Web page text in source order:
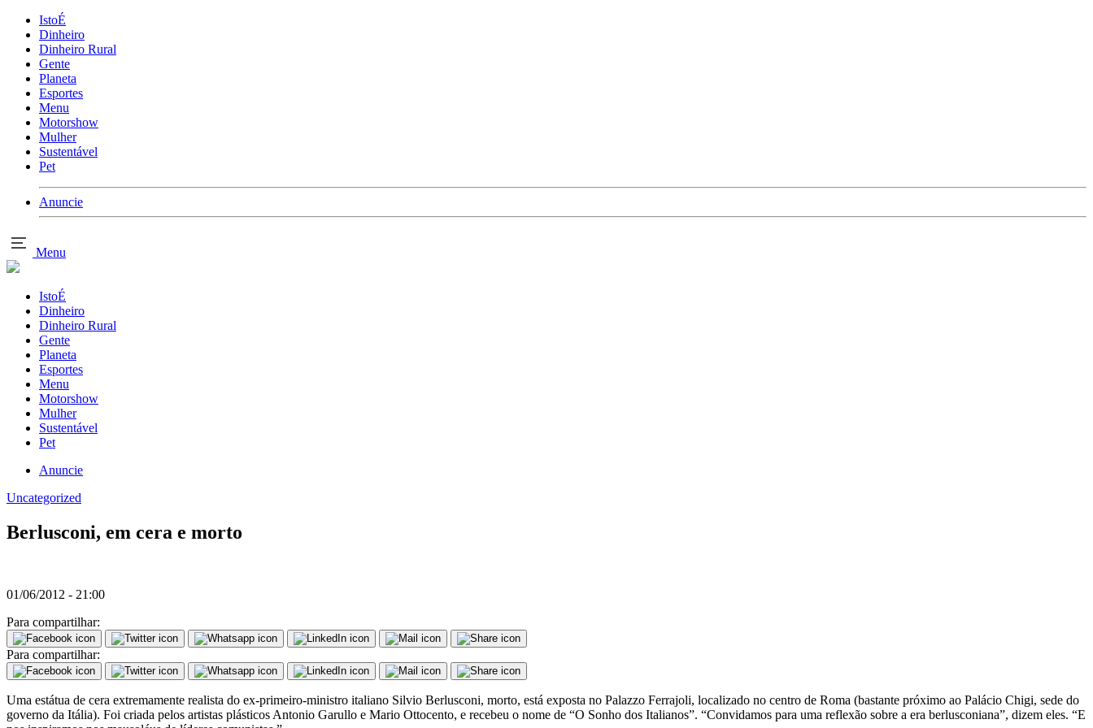
IstoÉ
Dinheiro
Dinheiro Rural
Gente
Planeta
Esportes
Menu
Motorshow
Mulher
Sustentável
Pet
Anuncie
Menu
IstoÉ
Dinheiro
Dinheiro Rural
Gente
Planeta
Esportes
Menu
Motorshow
Mulher
Sustentável
Pet
Anuncie
Uncategorized
Berlusconi, em cera e morto
01/06/2012 - 21:00
Para compartilhar:
Para compartilhar:
Uma estátua de cera extremamente realista do ex-primeiro-ministro italiano Silvio Berlusconi, morto, está exposta no Palazzo Ferrajoli, localizado no centro de Roma (bastante próximo ao Palácio Chigi, sede do
governo da Itália). Foi criada pelos artistas plásticos Antonio Garullo e Mario Ottocento, e recebeu o nome de “O Sonho dos Italianos”. “Convidamos para uma reflexão sobre a era berlusconiana”, dizem eles. “E